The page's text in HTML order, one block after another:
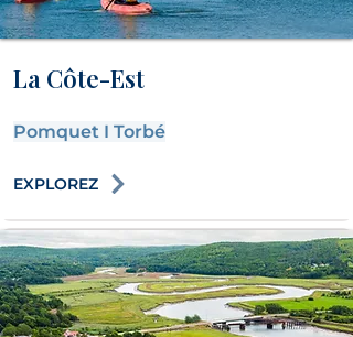
La Côte-Est
Pomquet I Torbé
EXPLOREZ